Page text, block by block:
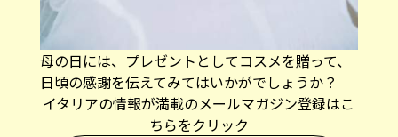
母の日には、プレゼントとしてコスメを贈って、
日頃の感謝を伝えてみてはいかがでしょうか？
イタリアの情報が満載のメールマガジン登録はこ
ちらをクリック